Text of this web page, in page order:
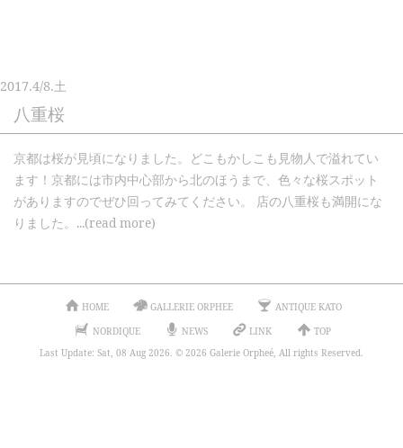
2017.4/8.土
八重桜
京都は桜が見頃になりました。どこもかしこも見物人で溢れてい
ます！京都には市内中心部から北のほうまで、色々な桜スポット
がありますのでぜひ回ってみてください。 店の八重桜も満開にな
りました。...(read more)
HOME GALLERIE ORPHEE
ANTIQUE KATO
NORDIQUE
NEWS LINK
TOP
Last Update: Sat, 08 Aug 2026. © 2026 Galerie Orpheé, All rights Reserved.